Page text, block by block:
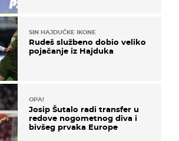
SIN HAJDUČKE IKONE
Rudeš službeno dobio veliko
pojačanje iz Hajduka
OPA!
Josip Šutalo radi transfer u
redove nogometnog diva i
bivšeg prvaka Europe